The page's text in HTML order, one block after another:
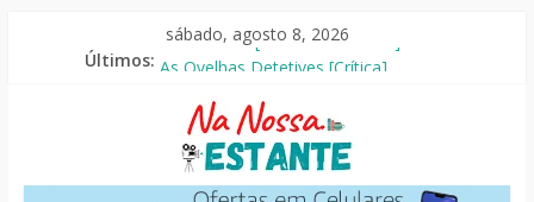
sábado, agosto 8, 2026
Últimos: O Pistoleiro [Resenha Literária]
Mestres do Universo [Crtítica]
Slow Horses – 3ª Temporada [Crítica]
Seus Amigos e Vizinhos [Crítica]